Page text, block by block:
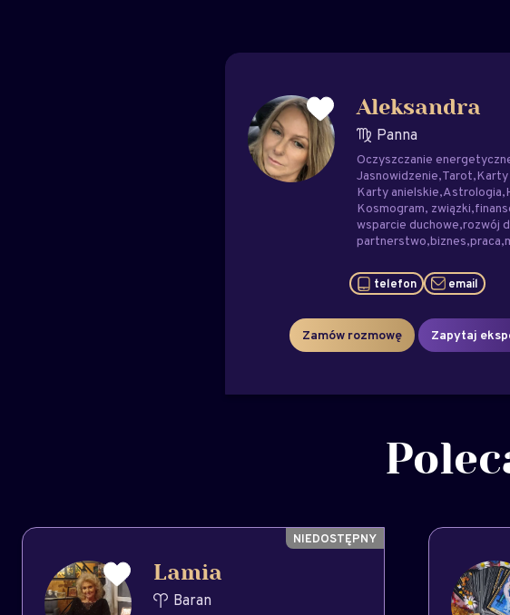
Aleksandra
Panna
Oczyszczanie
Jasnowidzenie Tarot Karty
Karty anielskie Astrologia
Kosmogram związki
wsparcie duchowe rozwój
partnerstwo biznes praca
telefon email
Zamów rozmowę Zapytaj
Lamia
Baran